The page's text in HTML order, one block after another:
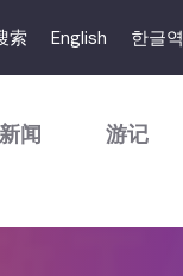
索 English 한글역
新闻 游记